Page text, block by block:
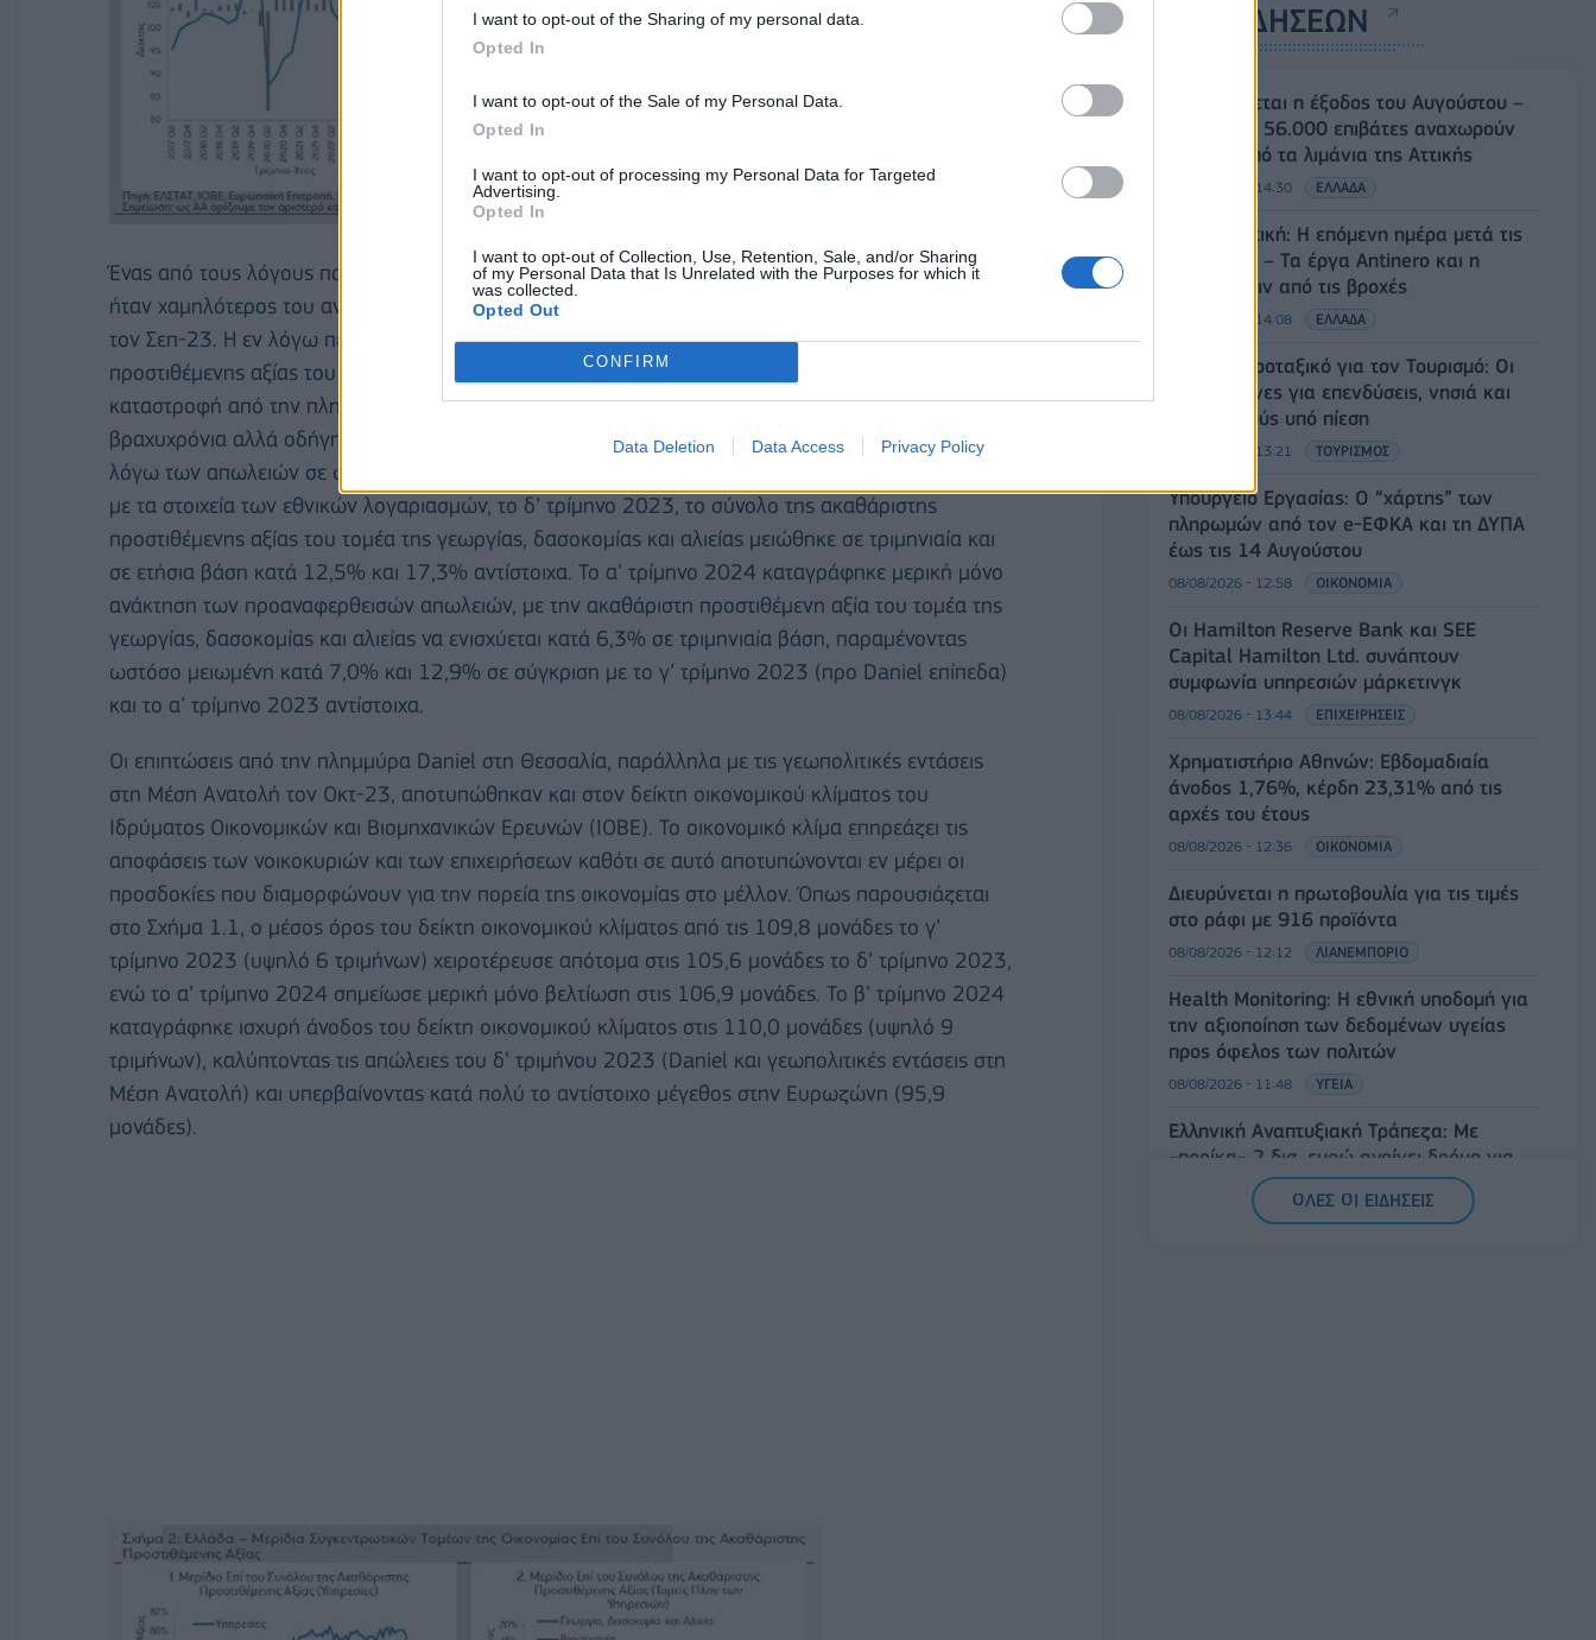
I want to opt-out of the Sharing of my personal data.
Opted In
I want to opt-out of the Sale of my Personal Data.
Opted In
I want to opt-out of processing my Personal Data for Targeted
Advertising.
Opted In
I want to opt-out of Collection, Use, Retention, Sale, and/or Sharing
of my Personal Data that Is Unrelated with the Purposes for which it
was collected.
Opted Out
CONFIRM
Data Deletion Data Access Privacy Policy
Ένας από τους λόγους που ο πραγματικός ρυθμός μεγέθυνσης της ελληνικής οικονομίας το 2023
ήταν χαμηλότερος του αναμενομένου, ήταν οι επιπτώσεις από την πλημμύρα Daniel στη Θεσσαλία
τον Σεπ-23. Η εν λόγω περιφέρεια συνεισφέρει το 16,8% του συνόλου της ακαθάριστης
προστιθέμενης αξίας του τομέα της γεωργίας, δασοκομίας και αλιείας στην Ελλάδα. Η φυσική
καταστροφή από την πλημμύρα Daniel δεν προκάλεσε μόνο τη μείωση της παραγωγής
βραχυχρόνια αλλά οδήγησε και στη συρρίκνωση των παραγωγικών δυνατοτήτων της περιοχής
λόγω των απωλειών σε φυσικό κεφάλαιο, σε ζωικό κεφάλαιο και σε φυσικούς πόρους. Σύμφωνα
με τα στοιχεία των εθνικών λογαριασμών, το δ’ τρίμηνο 2023, το σύνολο της ακαθάριστης
προστιθέμενης αξίας του τομέα της γεωργίας, δασοκομίας και αλιείας μειώθηκε σε τριμηνιαία και
σε ετήσια βάση κατά 12,5% και 17,3% αντίστοιχα. Το α’ τρίμηνο 2024 καταγράφηκε μερική μόνο
ανάκτηση των προαναφερθεισών απωλειών, με την ακαθάριστη προστιθέμενη αξία του τομέα της
γεωργίας, δασοκομίας και αλιείας να ενισχύεται κατά 6,3% σε τριμηνιαία βάση, παραμένοντας
ωστόσο μειωμένη κατά 7,0% και 12,9% σε σύγκριση με το γ’ τρίμηνο 2023 (προ Daniel επίπεδα)
και το α’ τρίμηνο 2023 αντίστοιχα.
Οι επιπτώσεις από την πλημμύρα Daniel στη Θεσσαλία, παράλληλα με τις γεωπολιτικές εντάσεις
στη Μέση Ανατολή τον Οκτ-23, αποτυπώθηκαν και στον δείκτη οικονομικού κλίματος του
Ιδρύματος Οικονομικών και Βιομηχανικών Ερευνών (ΙΟΒΕ). Το οικονομικό κλίμα επηρεάζει τις
αποφάσεις των νοικοκυριών και των επιχειρήσεων καθότι σε αυτό αποτυπώνονται εν μέρει οι
προσδοκίες που διαμορφώνουν για την πορεία της οικονομίας στο μέλλον. Όπως παρουσιάζεται
στο Σχήμα 1.1, ο μέσος όρος του δείκτη οικονομικού κλίματος από τις 109,8 μονάδες το γ’
τρίμηνο 2023 (υψηλό 6 τριμήνων) χειροτέρευσε απότομα στις 105,6 μονάδες το δ’ τρίμηνο 2023,
ενώ το α’ τρίμηνο 2024 σημείωσε μερική μόνο βελτίωση στις 106,9 μονάδες. Το β’ τρίμηνο 2024
καταγράφηκε ισχυρή άνοδος του δείκτη οικονομικού κλίματος στις 110,0 μονάδες (υψηλό 9
τριμήνων), καλύπτοντας τις απώλειες του δ’ τριμήνου 2023 (Daniel και γεωπολιτικές εντάσεις στη
Μέση Ανατολή) και υπερβαίνοντας κατά πολύ το αντίστοιχο μέγεθος στην Ευρωζώνη (95,9
μονάδες).
ΡΟΗ ΕΙΔΗΣΕΩΝ
Κορυφώνεται η έξοδος του Αυγούστου –
Πάνω από 56.000 επιβάτες αναχωρούν
σήμερα από τα λιμάνια της Αττικής
08/08/2026 - 14:30 ΕΛΛΑΔΑ
Δυτική Αττική: Η επόμενη ημέρα μετά τις
πυρκαγιές – Τα έργα Antinero και η
«μάχη» πριν από τις βροχές
08/08/2026 - 14:08 ΕΛΛΑΔΑ
Ειδικό Χωροταξικό για τον Τουρισμό: Οι
νέοι κανόνες για επενδύσεις, νησιά και
προορισμούς υπό πίεση
08/08/2026 - 13:21 ΤΟΥΡΙΣΜΟΣ
Υπουργείο Εργασίας: Ο “χάρτης” των
πληρωμών από τον e-ΕΦΚΑ και τη ΔΥΠΑ
έως τις 14 Αυγούστου
08/08/2026 - 12:58 ΟΙΚΟΝΟΜΙΑ
Οι Hamilton Reserve Bank και SEE
Capital Hamilton Ltd. συνάπτουν
συμφωνία υπηρεσιών μάρκετινγκ
08/08/2026 - 13:44 ΕΠΙΧΕΙΡΗΣΕΙΣ
Χρηματιστήριο Αθηνών: Εβδομαδιαία
άνοδος 1,76%, κέρδη 23,31% από τις
αρχές του έτους
08/08/2026 - 12:36 ΟΙΚΟΝΟΜΙΑ
Διευρύνεται η πρωτοβουλία για τις τιμές
στο ράφι με 916 προϊόντα
08/08/2026 - 12:12 ΛΙΑΝΕΜΠΟΡΙΟ
Health Monitoring: Η εθνική υποδομή για
την αξιοποίηση των δεδομένων υγείας
προς όφελος των πολιτών
08/08/2026 - 11:48 ΥΓΕΙΑ
Ελληνική Αναπτυξιακή Τράπεζα: Με
«προίκα» 2 δισ. ευρώ ανοίγει δρόμο για
δάνεια έως 5 δισ. σε μικρομεσαίες
08/08/2026 - 11:22
ΟΛΕΣ ΟΙ ΕΙΔΗΣΕΙΣ